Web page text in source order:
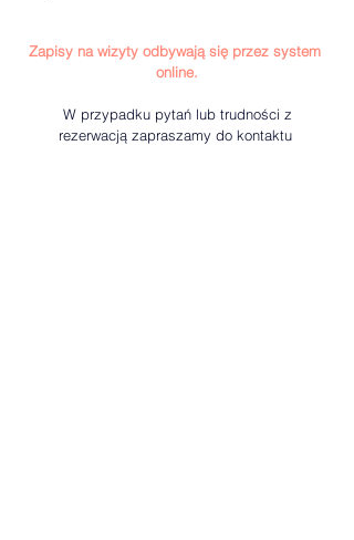
Zapisy na wizyty odbywają się przez system
online.
rezerwacją zapraszamy do kontaktu